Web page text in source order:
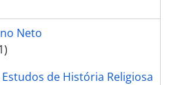
- Mendes, padre Cândido, 1928 - 1931
220 - Mendes, Carlos, [s.d.]
irmã Maria Leonor Teixeira de Sousa Cochofel de Miranda, 1927 - ?
- Mendonça, Zuzarte de, 1909 - 1926
- Menezes, José de Azevedo e, 1921 - 1926
Neto
de História Religiosa